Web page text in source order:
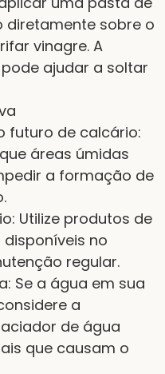
sobre o
vinagre. A
ajudar a soltar
futuro de calcário:
áreas úmidas
a formação de
Utilize produtos de
no
regular.
Se a água em sua
a
de água
que causam o